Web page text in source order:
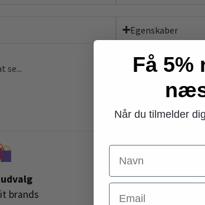
Egenskaber
se...
Ops, vi har desværre
brands
Få 5%
Når du tilmelder
Navn
Email